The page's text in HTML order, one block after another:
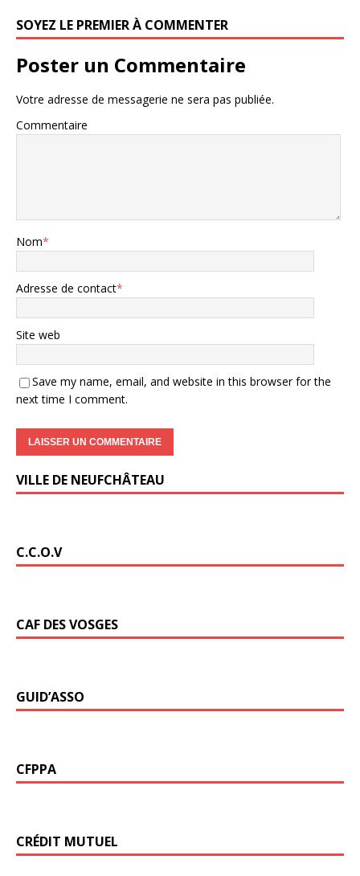
SOYEZ LE PREMIER À COMMENTER
Poster un Commentaire
Votre adresse de messagerie ne sera pas publiée.
Commentaire
Nom*
Adresse de contact*
Site web
Save my name, email, and website in this browser for the
next time I comment.
VILLE DE NEUFCHÂTEAU
C.C.O.V
CAF DES VOSGES
GUID’ASSO
CFPPA
CRÉDIT MUTUEL